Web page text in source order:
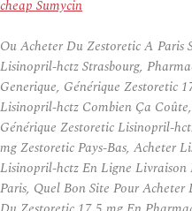
cheap Sumycin
Ou Acheter Du Zestoretic A Paris
Lisinopril-hctz Strasbourg,
Generique, Générique Zestoretic
Lisinopril-hctz Combien Ça
Générique Zestoretic Lisinopril-
mg Zestoretic Pays-Bas, Acheter
Lisinopril-hctz En Ligne Livraison
Paris, Quel Bon Site Pour